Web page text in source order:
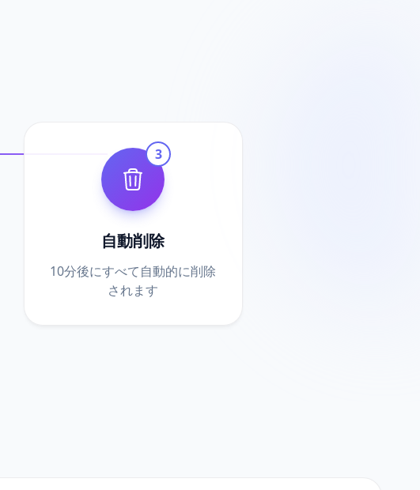
3
自動削除
10分後にすべて自動的に削除
されます